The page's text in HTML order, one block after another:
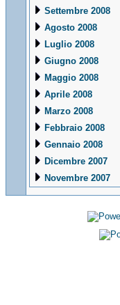
Settembre 2008
Agosto 2008
Luglio 2008
Giugno 2008
Maggio 2008
Aprile 2008
Marzo 2008
Febbraio 2008
Gennaio 2008
Dicembre 2007
Novembre 2007